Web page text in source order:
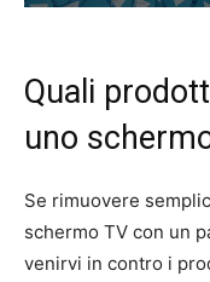
Quali
uno
Se rimuovere
schermo TV con un
venirvi in contro i